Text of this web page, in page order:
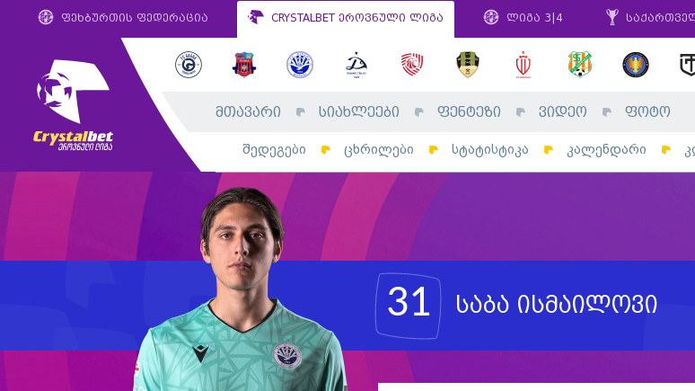
ფეხბურთის ფედერაცია CRYSTALBET ეროვნული ლიგა ლიგა 3|4
მთავარი სიახლეები ფენტეზი ვიდეო ფოტო
შედეგები ცხრილები სტატისტიკა კალენდარი
31 საბა ისმაილოვი